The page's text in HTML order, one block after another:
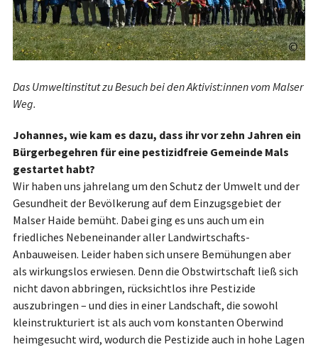
©
Das Umweltinstitut zu Besuch bei den Aktivist:innen vom Malser
Weg.
Johannes, wie kam es dazu, dass ihr vor zehn Jahren ein
Bürgerbegehren für eine pestizidfreie Gemeinde Mals
gestartet habt?
Wir haben uns jahrelang um den Schutz der Umwelt und der
Gesundheit der Bevölkerung auf dem Einzugsgebiet der
Malser Haide bemüht. Dabei ging es uns auch um ein
friedliches Nebeneinander aller Landwirtschafts-
Anbauweisen. Leider haben sich unsere Bemühungen aber
als wirkungslos erwiesen. Denn die Obstwirtschaft ließ sich
nicht davon abbringen, rücksichtlos ihre Pestizide
auszubringen – und dies in einer Landschaft, die sowohl
kleinstrukturiert ist als auch vom konstanten Oberwind
heimgesucht wird, wodurch die Pestizide auch in hohe Lagen